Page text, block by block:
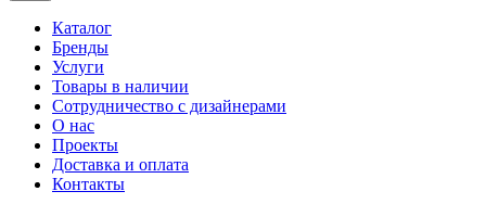
Каталог
Бренды
Услуги
Товары в наличии
Сотрудничество с дизайнерами
О нас
Проекты
Доставка и оплата
Контакты